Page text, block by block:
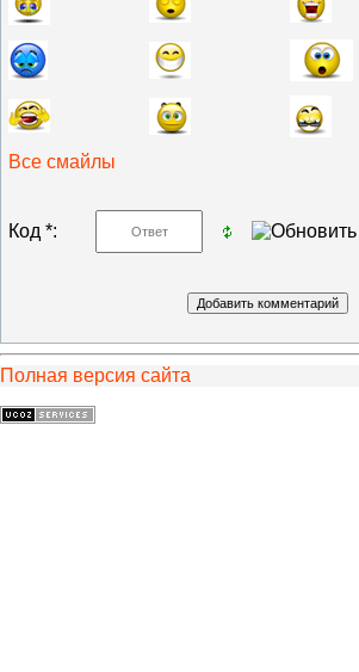
Все смайлы
Код *:
Полная версия сайта